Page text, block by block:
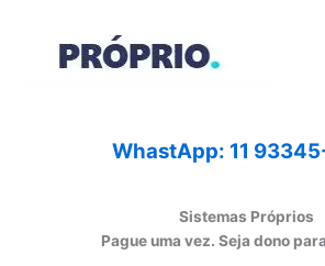
WhastApp: 11
Sistemas Próprios
Pague uma vez. Seja dono